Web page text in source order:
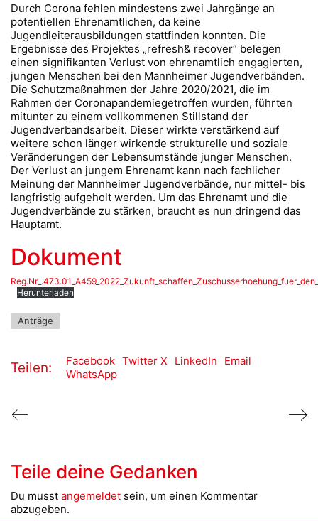
Durch Corona fehlen mindestens zwei Jahrgänge an
potentiellen Ehrenamtlichen, da keine
Jugendleiterausbildungen stattfinden konnten. Die
Ergebnisse des Projektes „refresh& recover“ belegen
einen signifikanten Verlust von ehrenamtlich engagierten,
jungen Menschen bei den Mannheimer Jugendverbänden.
Die Schutzmaßnahmen der Jahre 2020/2021, die im
Rahmen der Coronapandemiegetroffen wurden, führten
mitunter zu einem vollkommenen Stillstand der
Jugendverbandsarbeit. Dieser wirkte verstärkend auf
weitere schon länger wirkende strukturelle und soziale
Veränderungen der Lebensumstände junger Menschen.
Der Verlust an jungem Ehrenamt kann nach fachlicher
Meinung der Mannheimer Jugendverbände, nur mittel- bis
langfristig aufgeholt werden. Um das Ehrenamt und die
Jugendverbände zu stärken, braucht es nun dringend das
Hauptamt.
Dokument
Herunterladen
Anträge
Teilen: Facebook Twitter X LinkedIn
Email
WhatsApp
Teile deine Gedanken
Du musst angemeldet sein, um einen Kommentar
abzugeben.